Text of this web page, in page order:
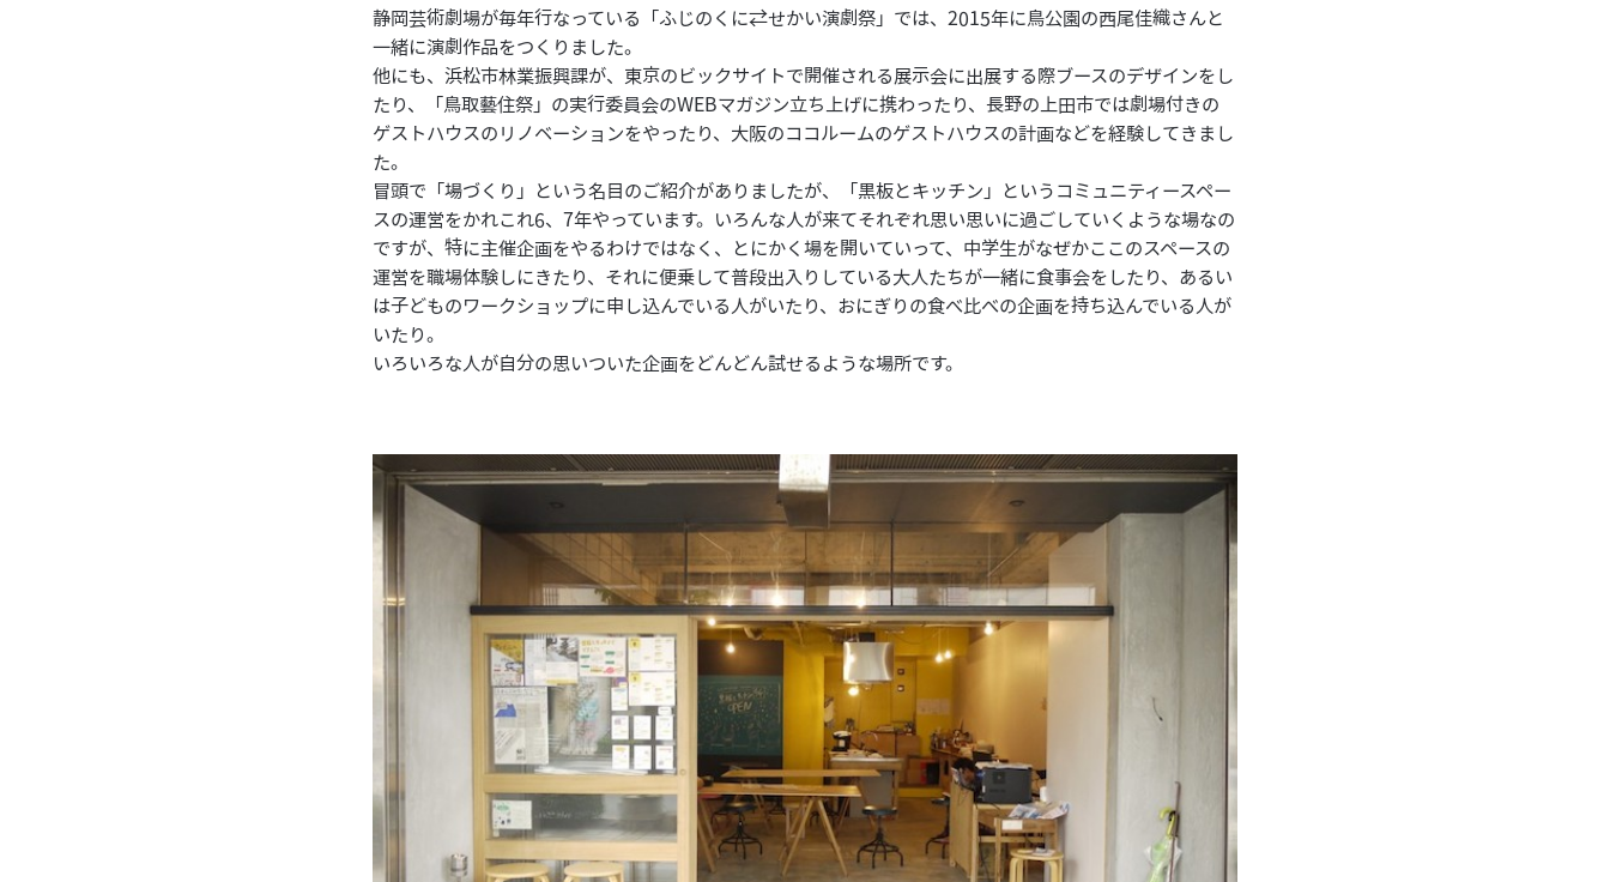
静岡芸術劇場が毎年行なっている「ふじのくに⇄せかい演劇祭」では、2015年に鳥公園の西尾佳織さんと
一緒に演劇作品をつくりました。
他にも、浜松市林業振興課が、東京のビックサイトで開催される展示会に出展する際ブースのデザインをし
たり、「鳥取藝住祭」の実行委員会のWEBマガジン立ち上げに携わったり、長野の上田市では劇場付きの
ゲストハウスのリノベーションをやったり、大阪のココルームのゲストハウスの計画などを経験してきまし
た。
冒頭で「場づくり」という名目のご紹介がありましたが、「黒板とキッチン」というコミュニティースペー
スの運営をかれこれ6、7年やっています。いろんな人が来てそれぞれ思い思いに過ごしていくような場なの
ですが、特に主催企画をやるわけではなく、とにかく場を開いていって、中学生がなぜかここのスペースの
運営を職場体験しにきたり、それに便乗して普段出入りしている大人たちが一緒に食事会をしたり、あるい
は子どものワークショップに申し込んでいる人がいたり、おにぎりの食べ比べの企画を持ち込んでいる人が
いたり。
いろいろな人が自分の思いついた企画をどんどん試せるような場所です。